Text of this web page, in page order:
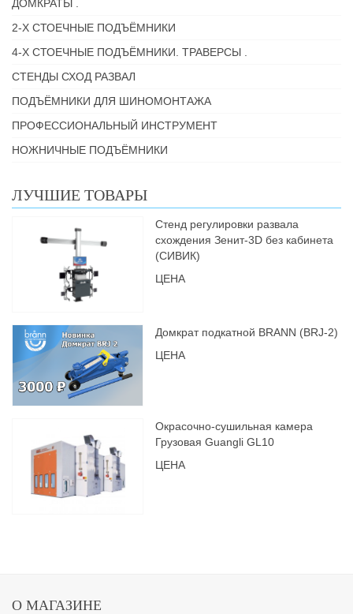
ДОМКРАТЫ .
2-Х СТОЕЧНЫЕ ПОДЪЁМНИКИ
4-Х СТОЕЧНЫЕ ПОДЪЁМНИКИ. ТРАВЕРСЫ .
СТЕНДЫ СХОД РАЗВАЛ
ПОДЪЁМНИКИ ДЛЯ ШИНОМОНТАЖА
ПРОФЕССИОНАЛЬНЫЙ ИНСТРУМЕНТ
НОЖНИЧНЫЕ ПОДЪЁМНИКИ
ЛУЧШИЕ ТОВАРЫ
Стенд регулировки развала
схождения Зенит-3D без кабинета
(СИВИК)
ЦЕНА
Домкрат подкатной BRANN (BRJ-2)
ЦЕНА
Окрасочно-сушильная камера
Грузовая Guangli GL10
ЦЕНА
О МАГАЗИНЕ